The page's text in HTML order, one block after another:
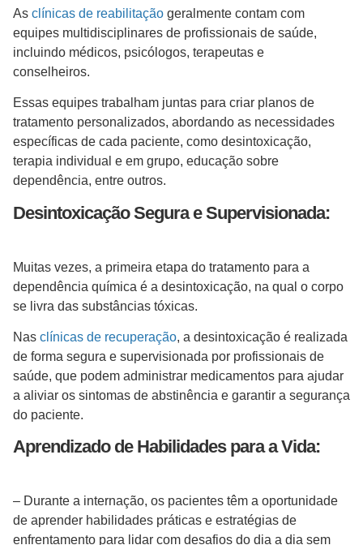
As clínicas de reabilitação geralmente contam com
equipes multidisciplinares de profissionais de saúde,
incluindo médicos, psicólogos, terapeutas e
conselheiros.
Essas equipes trabalham juntas para criar planos de
tratamento personalizados, abordando as necessidades
específicas de cada paciente, como desintoxicação,
terapia individual e em grupo, educação sobre
dependência, entre outros.
Desintoxicação Segura e Supervisionada:
Muitas vezes, a primeira etapa do tratamento para a
dependência química é a desintoxicação, na qual o corpo
se livra das substâncias tóxicas.
Nas clínicas de recuperação, a desintoxicação é realizada
de forma segura e supervisionada por profissionais de
saúde, que podem administrar medicamentos para ajudar
a aliviar os sintomas de abstinência e garantir a segurança
do paciente.
Aprendizado de Habilidades para a Vida:
– Durante a internação, os pacientes têm a oportunidade
de aprender habilidades práticas e estratégias de
enfrentamento para lidar com desafios do dia a dia sem